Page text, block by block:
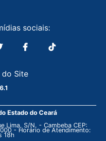
sociais:
do Site
Estado do Ceará
Lima, S/N. - Cambeba CEP:
- Horário de Atendimento:
18h